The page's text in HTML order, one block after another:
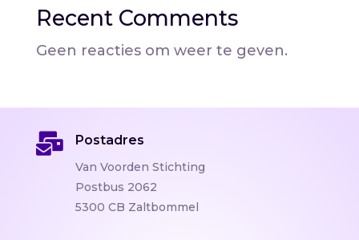
Recent Comments
Geen reacties om weer te geven.
 Postadres
Van Voorden Stichting
Postbus 2062
5300 CB Zaltbommel